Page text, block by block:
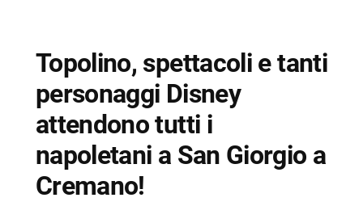
Topolino, spettacoli e tanti
personaggi Disney
attendono tutti i
napoletani a San Giorgio a
Cremano!